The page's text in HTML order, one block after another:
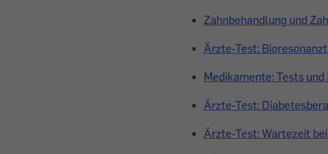
Zahnbehandlung und
Ärzte-Test:
Medikamente: Tests
Ärzte-Test:
Ärzte-Test: Wartezeit